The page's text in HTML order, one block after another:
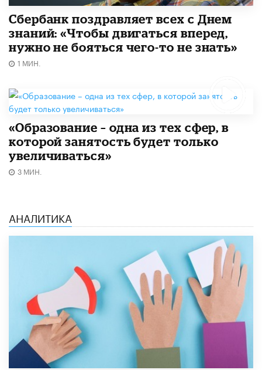
Сбербанк поздравляет всех с Днем
знаний: «Чтобы двигаться вперед,
нужно не бояться чего-то не знать»
1 МИН.
«Образование – одна из тех сфер, в
которой занятость будет только
увеличиваться»
3 МИН.
АНАЛИТИКА